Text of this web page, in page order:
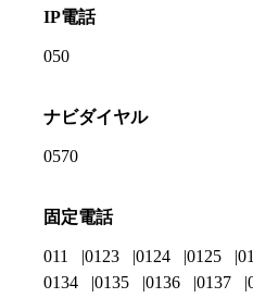
IP電話
050
ナビダイヤル
0570
固定電話
011 0123 0124 0125
0134
0135 0136 0137